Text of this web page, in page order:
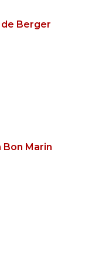
de Berger
Bon Marin